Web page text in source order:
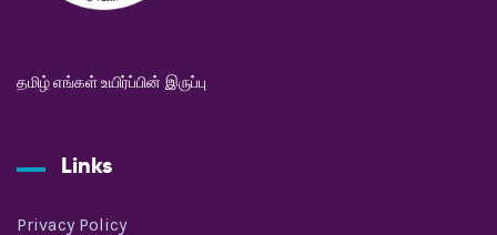
தமிழ் எங்கள் உயிர்ப்பின் இருப்பு
Links
Privacy Policy